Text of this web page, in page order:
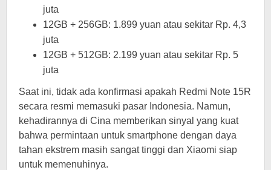
juta
12GB + 256GB: 1.899 yuan atau sekitar Rp. 4,3
juta
12GB + 512GB: 2.199 yuan atau sekitar Rp. 5
juta
Saat ini, tidak ada konfirmasi apakah Redmi Note 15R
secara resmi memasuki pasar Indonesia. Namun,
kehadirannya di Cina memberikan sinyal yang kuat
bahwa permintaan untuk smartphone dengan daya
tahan ekstrem masih sangat tinggi dan Xiaomi siap
untuk memenuhinya.